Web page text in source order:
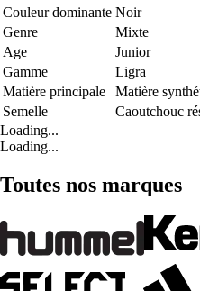
Couleur dominante Noir
Genre
Mixte
Age
Junior
Gamme
Ligra
Matière principale
Matière
Semelle
Caoutchouc
Loading...
Loading...
Toutes nos marques